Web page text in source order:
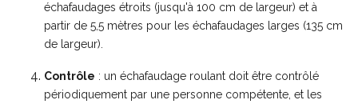
échafaudages étroits (jusqu'à 100 cm de largeur) et à
partir de 5,5 mètres pour les échafaudages larges (135 cm
de largeur).
Contrôle : un échafaudage roulant doit être contrôlé
périodiquement par une personne compétente, et les